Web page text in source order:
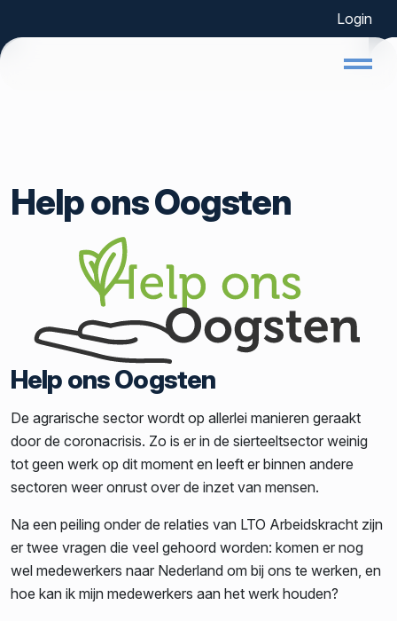
Login
Help ons Oogsten
Help ons Oogsten
De agrarische sector wordt op allerlei manieren geraakt
door de coronacrisis. Zo is er in de sierteeltsector weinig
tot geen werk op dit moment en leeft er binnen andere
sectoren weer onrust over de inzet van mensen.
Na een peiling onder de relaties van LTO Arbeidskracht zijn
er twee vragen die veel gehoord worden: komen er nog
wel medewerkers naar Nederland om bij ons te werken, en
hoe kan ik mijn medewerkers aan het werk houden?